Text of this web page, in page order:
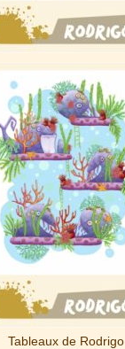
Tableaux de Rodrigo